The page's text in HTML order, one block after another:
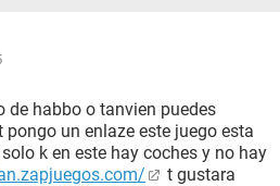
de habbo o tanvien puedes
un enlaze este juego esta
k en este hay coches y no hay
t gustara